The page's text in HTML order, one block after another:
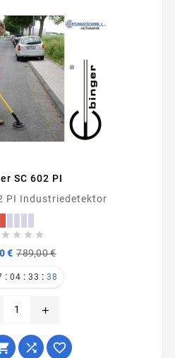
SC 602 PI
PI Industriedetektor
   
€ 789,00 €
: 04 : 33 : 38
add
 